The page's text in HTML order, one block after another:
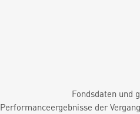
Fondsdaten und
Performanceergebnisse der